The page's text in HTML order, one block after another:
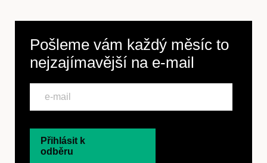
Pošleme vám každý měsíc to
nejzajímavější na e-mail
Přihlásit k
odběru